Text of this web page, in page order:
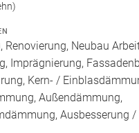
Renovierung, Neubau
Imprägnierung,
Kern- /
Außendämmung,
Ausbesserung /